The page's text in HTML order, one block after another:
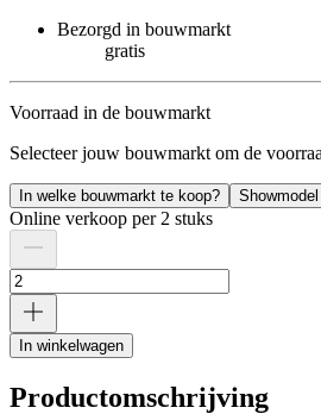
Bezorgd in bouwmarkt
gratis
Voorraad in de bouwmarkt
Selecteer jouw bouwmarkt om de
In welke bouwmarkt te koop?
Online verkoop per 2 stuks
In winkelwagen
Productomschrijving